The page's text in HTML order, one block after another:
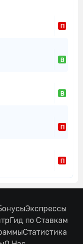
П
В
В
П
П
Экспрессы
Гид по Ставкам
Статистика